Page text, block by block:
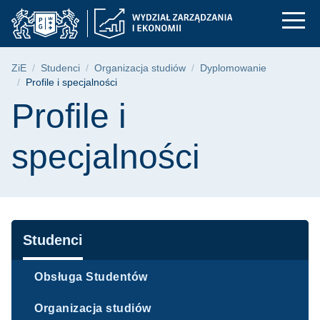
Przejdź
do
menu
Przejdź
do
wyszukiwarki
Przejdź
do
treści
Profile i
Ścieżka nawigacyjna
ZiE Studenci Organizacja studiów
Dyplomowanie
Profile i specjalności
Treść strony
Profile i
specjalności
Nawigacja
Studenci
Obsługa Studentów
Organizacja studiów